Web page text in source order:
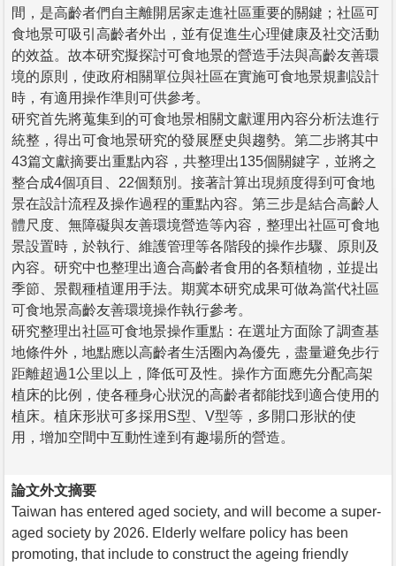
間，是高齡者們自主離開居家走進社區重要的關鍵；社區可
食地景可吸引高齡者外出，並有促進生心理健康及社交活動
的效益。故本研究擬探討可食地景的營造手法與高齡友善環
境的原則，使政府相關單位與社區在實施可食地景規劃設計
時，有適用操作準則可供參考。
研究首先將蒐集到的可食地景相關文獻運用內容分析法進行
統整，得出可食地景研究的發展歷史與趨勢。第二步將其中
43篇文獻摘要出重點內容，共整理出135個關鍵字，並將之
整合成4個項目、22個類別。接著計算出現頻度得到可食地
景在設計流程及操作過程的重點內容。第三步是結合高齡人
體尺度、無障礙與友善環境營造等內容，整理出社區可食地
景設置時，於執行、維護管理等各階段的操作步驟、原則及
內容。研究中也整理出適合高齡者食用的各類植物，並提出
季節、景觀種植運用手法。期冀本研究成果可做為當代社區
可食地景高齡友善環境操作執行參考。
研究整理出社區可食地景操作重點：在選址方面除了調查基
地條件外，地點應以高齡者生活圈內為優先，盡量避免步行
距離超過1公里以上，降低可及性。操作方面應先分配高架
植床的比例，使各種身心狀況的高齡者都能找到適合使用的
植床。植床形狀可多採用S型、V型等，多開口形狀的使
用，增加空間中互動性達到有趣場所的營造。
論文外文摘要
Taiwan has entered aged society, and will become a super-
aged society by 2026. Elderly welfare policy has been
promoting, that include to construct the ageing friendly